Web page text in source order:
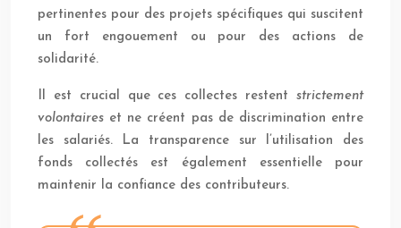
pertinentes pour des projets spécifiques qui suscitent
un fort engouement ou pour des actions de
solidarité.
Il est crucial que ces collectes restent strictement
volontaires et ne créent pas de discrimination entre
les salariés. La transparence sur l’utilisation des
fonds collectés est également essentielle pour
maintenir la confiance des contributeurs.